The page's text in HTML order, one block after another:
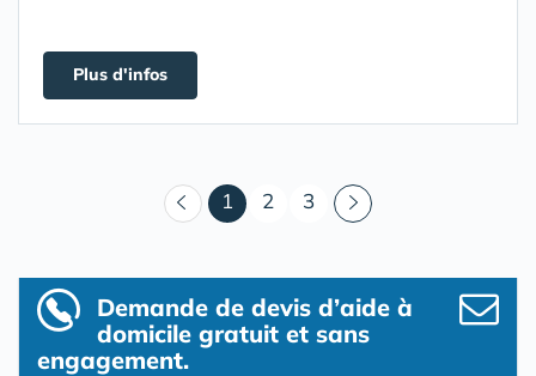
Plus d'infos
1 (courant)
2 3
Demande de devis d’aide à
domicile gratuit et sans
engagement.